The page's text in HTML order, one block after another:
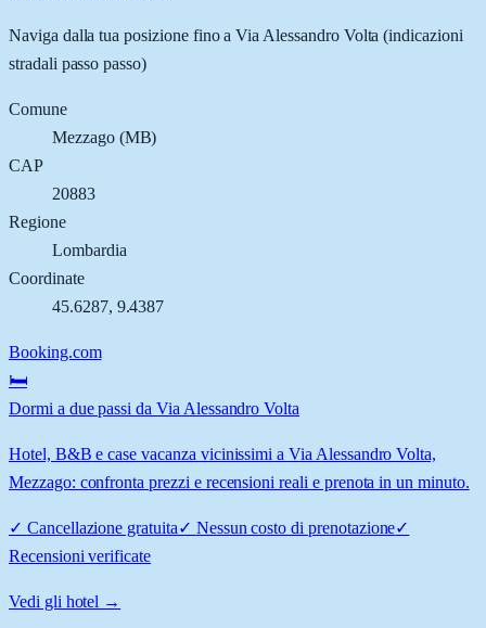
Naviga dalla tua posizione fino aVia Alessandro Volta (indicazioni
stradali passo passo)
Comune
Mezzago(MB)
CAP
20883
Regione
Lombardia
Coordinate
45.6287, 9.4387
Booking.com
🛏️
Dormi a due passi da Via Alessandro Volta
Hotel, B&B e case vacanza vicinissimi a Via Alessandro Volta,
Mezzago: confronta prezzi e recensioni reali e prenota in un minuto.
✓ Cancellazione gratuita✓ Nessun costo di prenotazione✓
Recensioni verificate
Vedi gli hotel →